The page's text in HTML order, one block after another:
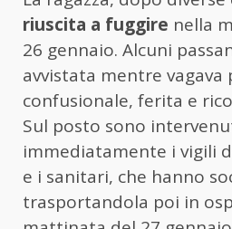
riuscita a fuggire nella
26 gennaio. Alcuni
avvistata mentre
confusionale, ferita e
Sul posto sono
immediatamente i vigili
e i sanitari, che hanno
trasportandola poi in